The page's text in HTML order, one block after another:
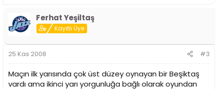
Ferhat Yeşiltaş
Kayıtlı Üye
25 Kas 2008 #3
Maçın ilk yarısında çok üst düzey oynayan bir Beşiktaş
vardı ama ikinci yarı yorgunluğa bağlı olarak oyundan